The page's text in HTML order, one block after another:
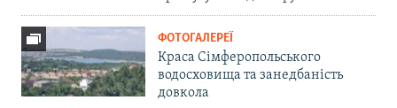
ФОТОГАЛЕРЕЇ
Краса Сімферопольського
водосховища та занедбаність
довкола